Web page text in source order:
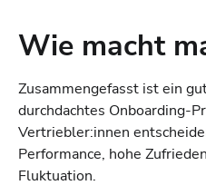
Wie macht
Zusammengefasst ist ein
durchdachtes Onboarding-
Vertriebler:innen
Performance, hohe
Fluktuation.